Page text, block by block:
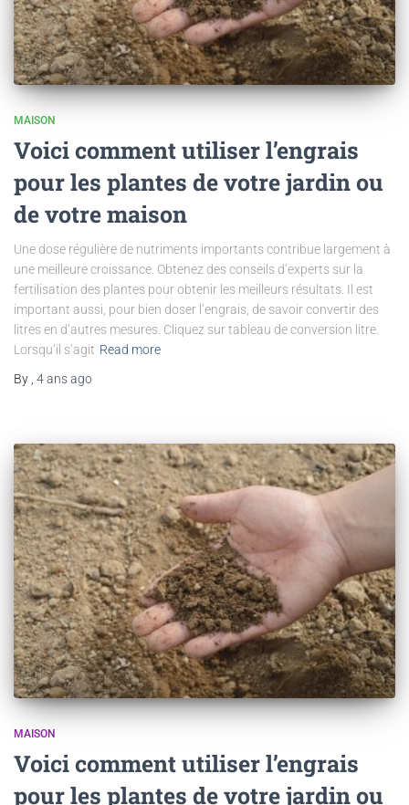
MAISON
Voici comment utiliser l’engrais
pour les plantes de votre jardin ou
de votre maison
Une dose régulière de nutriments importants contribue largement à
une meilleure croissance. Obtenez des conseils d’experts sur la
fertilisation des plantes pour obtenir les meilleurs résultats. Il est
important aussi, pour bien doser l’engrais, de savoir convertir des
litres en d’autres mesures. Cliquez sur tableau de conversion litre.
Lorsqu’il s’agit Read more
By 4 ansago
MAISON
Voici comment utiliser l’engrais
pour les plantes de votre jardin ou